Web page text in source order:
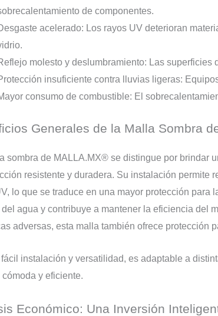
de componentes.
acelerado: Los rayos UV deterioran
molesto y deslumbramiento: Las
insuficiente contra lluvias ligeras:
consumo de combustible: El
Generales de la Malla Sombra
sombra de MALLA.MX® se distingue por brindar
resistente y duradera. Su instalación permite
lo que se traduce en una mayor protección
del agua y contribuye a mantener la eficiencia del
adversas, esta malla también ofrece protección
instalación y versatilidad, es adaptable a
cómoda y eficiente.
Económico: Una Inversión